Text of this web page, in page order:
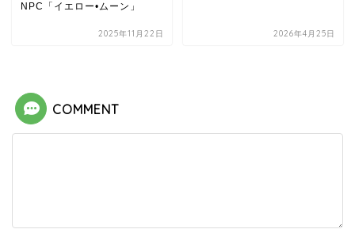
NPC「イエロー•ムーン」
2025年11月22日 2026年4月25日
COMMENT